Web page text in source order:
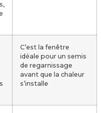
C’est la fenêtre
idéale pour un semis
de regarnissage
avant que la chaleur
s’installe